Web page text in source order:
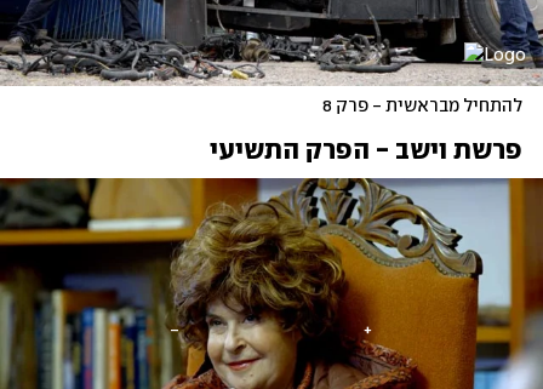
להתחיל מבראשית - פרק 8
פרשת וישב - הפרק התשיעי